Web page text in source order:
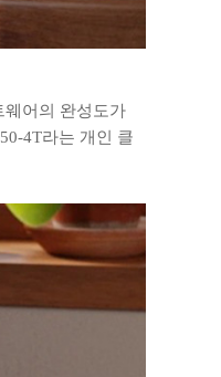
웨어의 완성도가
4T라는 개인 클